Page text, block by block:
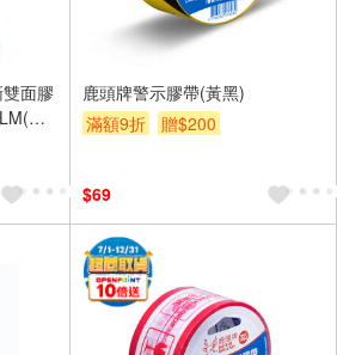
雙面膠
原
鹿頭牌警示膠帶(黃黑)
滿額9折
贈$200
$69